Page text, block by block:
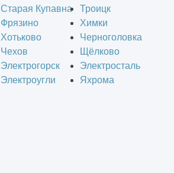
Старая Купавна
Троицк
Фрязино
Химки
Хотьково
Черноголовка
Чехов
Щёлково
Электрогорск
Электросталь
Электроугли
Яхрома